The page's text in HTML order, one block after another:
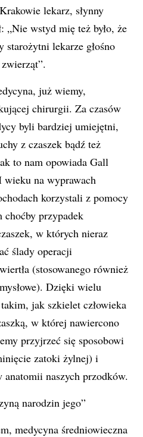
lekarz, słynny
„Nie wstyd mię też było, że
starożytni lekarze głośno
już wiemy,
chirurgii. Za czasów
byli bardziej umiejętni,
z czaszek bądź też
to nam opowiada Gall
na wyprawach
korzystali z pomocy
choćby przypadek
w których nieraz
ślady operacji
(stosowanego również
Dzięki wielu
jak szkielet człowieka
w której nawiercono
przyjrzeć się sposobowi
zatoki żylnej) i
anatomii naszych przodków.
narodzin jego”
medycyna średniowieczna